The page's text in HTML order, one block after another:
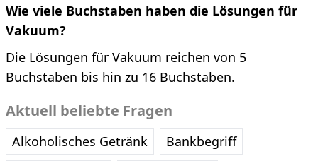
Wie viele Buchstaben haben die Lösungen für
Vakuum?
Die Lösungen für Vakuum reichen von 5
Buchstaben bis hin zu 16 Buchstaben.
Aktuell beliebte Fragen
Alkoholisches Getränk
Bankbegriff